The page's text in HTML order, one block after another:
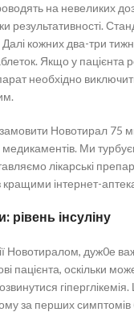
на невеликих
результативності.
кожних два-три
Якщо у пацієнта
необхідно
Новотирал 75
медикаментів. Ми
лікарські
кращими інтернет-
рівень інсуліну
Новотиралом, дуж0е
пацієнта, оскільки
за перших